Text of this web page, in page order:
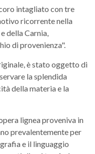
intagliato con tre
ricorrente nella
della Carnia,
di provenienza".
è stato oggetto di
la splendida
della materia e la
lignea proveniva in
prevalentemente per
e il linguaggio